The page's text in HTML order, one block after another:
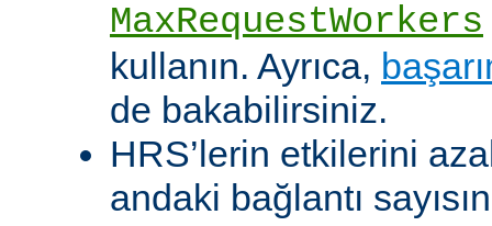
MaxRequestWorkers
kullanın. Ayrıca,
de bakabilirsiniz.
HRS’lerin etkilerini
andaki bağlantı